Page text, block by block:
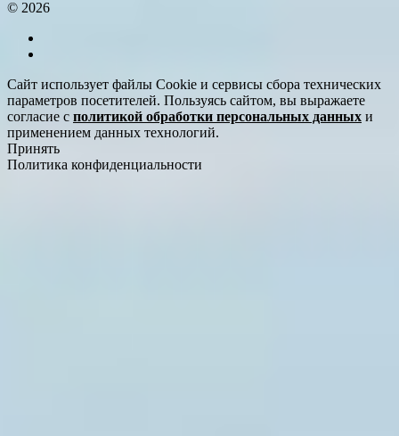
© 2026
Сайт использует файлы Cookie и сервисы сбора технических
параметров посетителей. Пользуясь сайтом, вы выражаете
согласие с политикой обработки персональных данных и
применением данных технологий.
Принять
Политика конфиденциальности